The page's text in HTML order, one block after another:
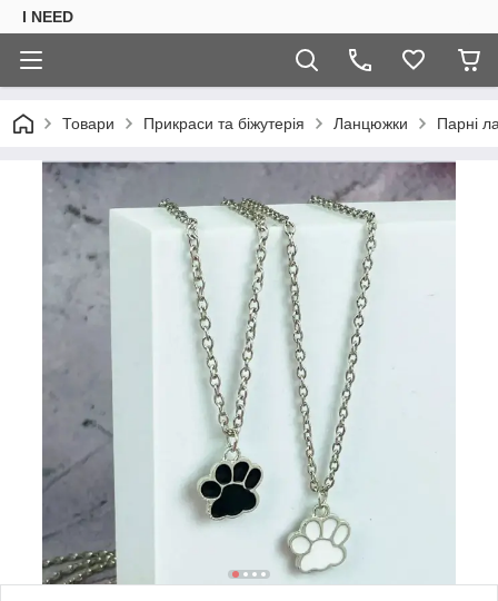
I NEED
Товари Прикраси та біжутерія Ланцюжки Парні